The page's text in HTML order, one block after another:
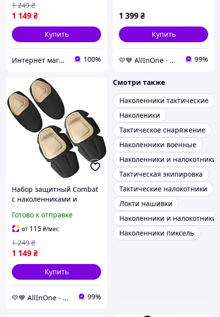
1 149₴
1 249 ₴
Купить
Интернет магазин ВСЕМ ОПТ 100%
1 399₴
Купить
💛💙 AllInOne - находи все необходимое в одном магазине! 99%
Набор защитный Combat
с наколенниками и
ударопрочного пластика,
коричневый AllInOne -
market-without-queues-
Готово к отправке
от 115₴/мес
1 149₴
1 249 ₴
Купить
💛💙 AllInOne - находи все необходимое в одном магазине! 99%
Смотри также
Наколенники тактические
Наколеники
Тактическое снаряжение
Наколенники военные
Наколенники и налокотники
Тактическая экипировка
Тактические налокотники
Локти нашивки
Наколенники и налокотники
Наколенники пиксель